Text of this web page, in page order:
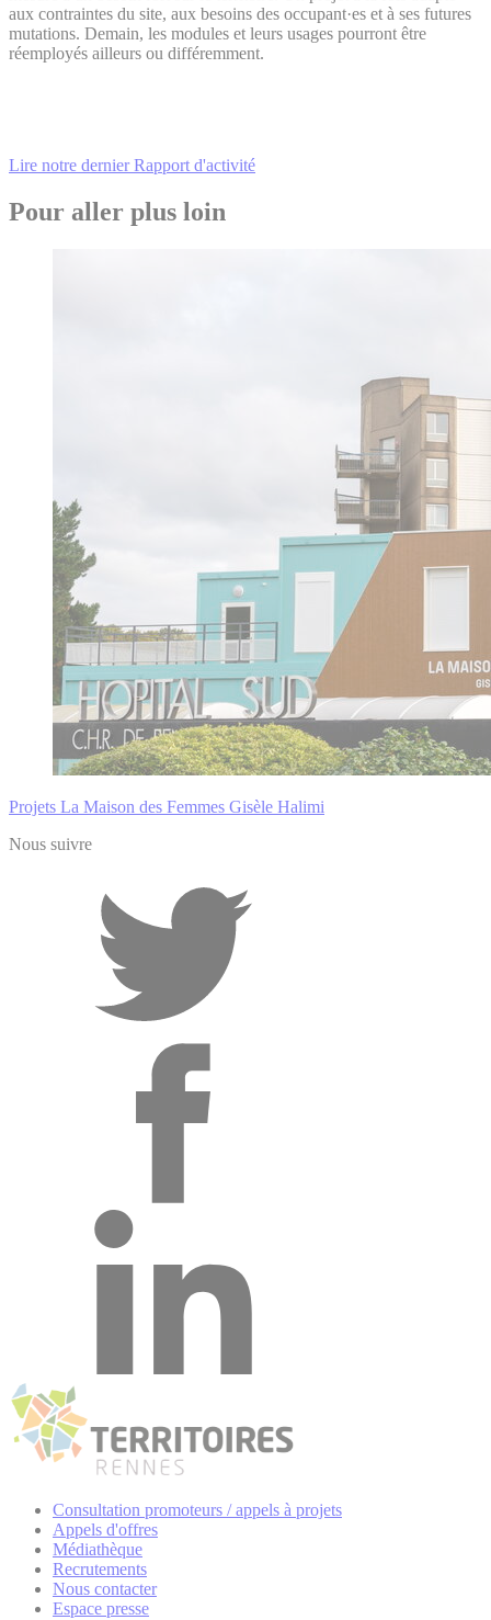
aux contraintes du site, aux besoins des occupant·es et à ses futures
mutations. Demain, les modules et leurs usages pourront être
réemployés ailleurs ou différemment.
Lire notre dernier Rapport d'activité
Pour aller plus loin
Projets La Maison des Femmes Gisèle Halimi
Nous suivre
Consultation promoteurs / appels à projets
Appels d'offres
Médiathèque
Recrutements
Nous contacter
Espace presse